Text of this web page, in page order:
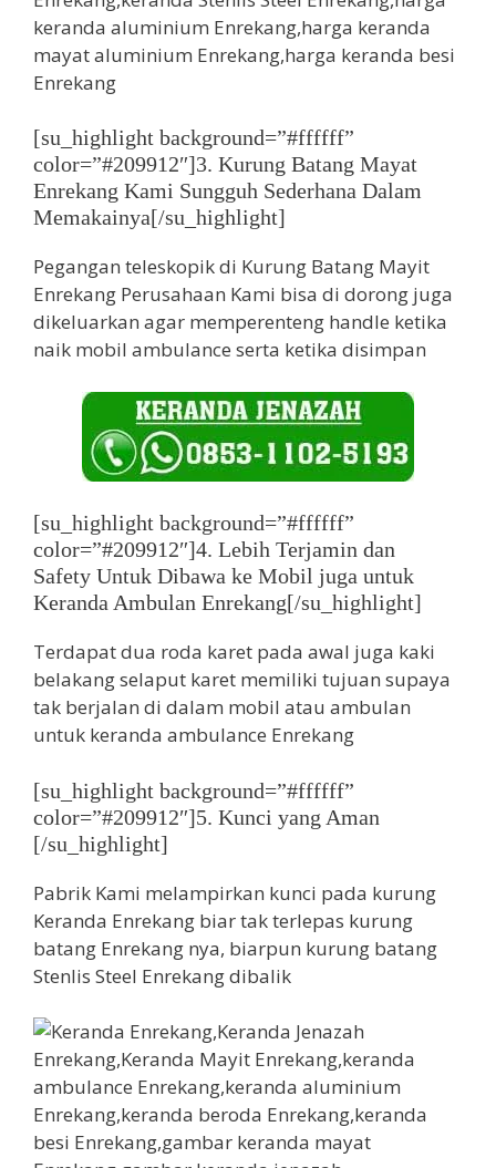
[su_highlight background=”#ffffff”
color=”#209912″]3. Kurung Batang Mayat
Enrekang Kami Sungguh Sederhana Dalam
Memakainya[/su_highlight]
Pegangan teleskopik di Kurung Batang Mayit
Enrekang Perusahaan Kami bisa di dorong juga
dikeluarkan agar memperenteng handle ketika
naik mobil ambulance serta ketika disimpan
[su_highlight background=”#ffffff”
color=”#209912″]4. Lebih Terjamin dan
Safety Untuk Dibawa ke Mobil juga untuk
Keranda Ambulan Enrekang[/su_highlight]
Terdapat dua roda karet pada awal juga kaki
belakang selaput karet memiliki tujuan supaya
tak berjalan di dalam mobil atau ambulan
untuk keranda ambulance Enrekang
[su_highlight background=”#ffffff”
color=”#209912″]5. Kunci yang Aman
[/su_highlight]
Pabrik Kami melampirkan kunci pada kurung
Keranda Enrekang biar tak terlepas kurung
batang Enrekang nya, biarpun kurung batang
Stenlis Steel Enrekang dibalik